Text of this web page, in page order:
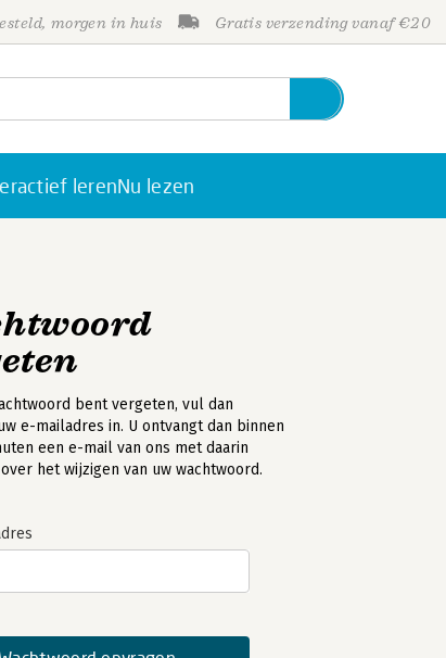
morgen in huis Gratis verzending vanaf €20
lerenNu lezen
bent vergeten, vul dan
e-mailadres in. U ontvangt dan binnen
een e-mail van ons met daarin
het wijzigen van uw wachtwoord.
Personen